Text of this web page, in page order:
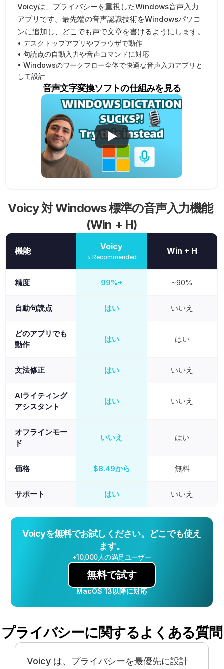
Voicyは、プライバシーを重視したWindows音声入力
アプリです。最先端の音声認識技術をWindowsパソコ
ンに追加し、どこでも声で文章を書けるようにします。
• デスクトップアプリやブラウザで動作
• 句読点の自動入力や音声コマンドに対応
• Windowsのワークフロー全体で快適な音声入力アプリと
して設計
音声文字変換ソフトの仕組みを見る
プライバシーに関するよくある質問
Voicy は、プライバシーを最優先に設計
Voicy 対 Windows 標準の音声入力機能
(Win + H)
機能 Voicy
⭐ Recommended
Win + H
精度 99%+ ~90%
自動句読点 はい いいえ
どのアプリでも
動作
はい はい
文法修正 はい いいえ
AIライティング
アシスタント
はい いいえ
オフラインモー
ド
いいえ はい
価格 $8.49から 無料
サポート はい いいえ
Voicyを無料でお試しください。どこでも使え
ます。
+10,000人の満足ユーザー
MacOS 13以降に対応
無料で試す